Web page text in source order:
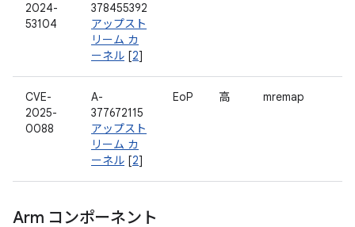
2024-
53104
378455392
アップスト
リーム カ
ーネル [2]
CVE-
2025-
0088
A-
377672115
アップスト
リーム カ
ーネル [2]
EoP 高 mremap
Arm コンポーネント